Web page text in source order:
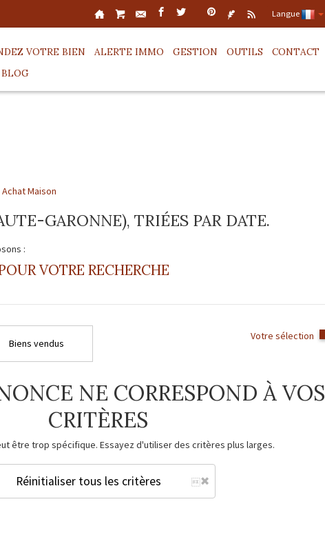
Langue
VOTRE BIEN ALERTE IMMO GESTION OUTILS
CONTACT
BLOG
Achat Maison
GARONNE), TRIÉES PAR DATE.
:
VOTRE RECHERCHE
Biens vendus
Votre sélection
NE CORRESPOND À VOS
CRITÈRES
être trop spécifique. Essayez d'utiliser des critères plus larges.
Réinitialiser tous les critères